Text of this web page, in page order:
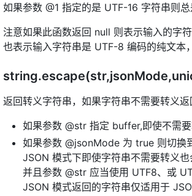
如果参数 @1 指定的是 UTF-16 字符串则
注意如果此函数返回 null 则表示输入的字
也表示输入字符串是 UTF-8 编码的纯文
返回转义字符串，如果字符串不需要转义返
如果参数 @str 指定 buffer,即使不需
如果参数 @jsonMode 为 true 则切换
JSON 模式下即使字符串不需要转义
并且参数 @str 应当使用 UTF8、或
JSON 模式返回的字符串仅适用于